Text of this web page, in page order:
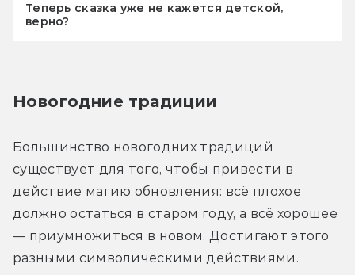
Теперь сказка уже не кажется детской,
верно?
Новогодние традиции
Большинство новогодних традиций
существует для того, чтобы привести в
действие магию обновления: всё плохое
должно остаться в старом году, а всё хорошее
— приумножиться в новом. Достигают этого
разными символическими действиями.